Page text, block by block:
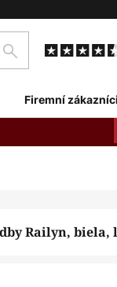
Hľadať
Firemní zákazníci
Railyn, biela,